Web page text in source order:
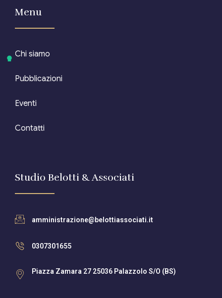
Menu
Chi siamo
Pubblicazioni
Eventi
Contatti
Studio Belotti & Associati
amministrazione@belottiassociati.it
0307301655
Piazza Zamara 27 25036 Palazzolo S/O (BS)